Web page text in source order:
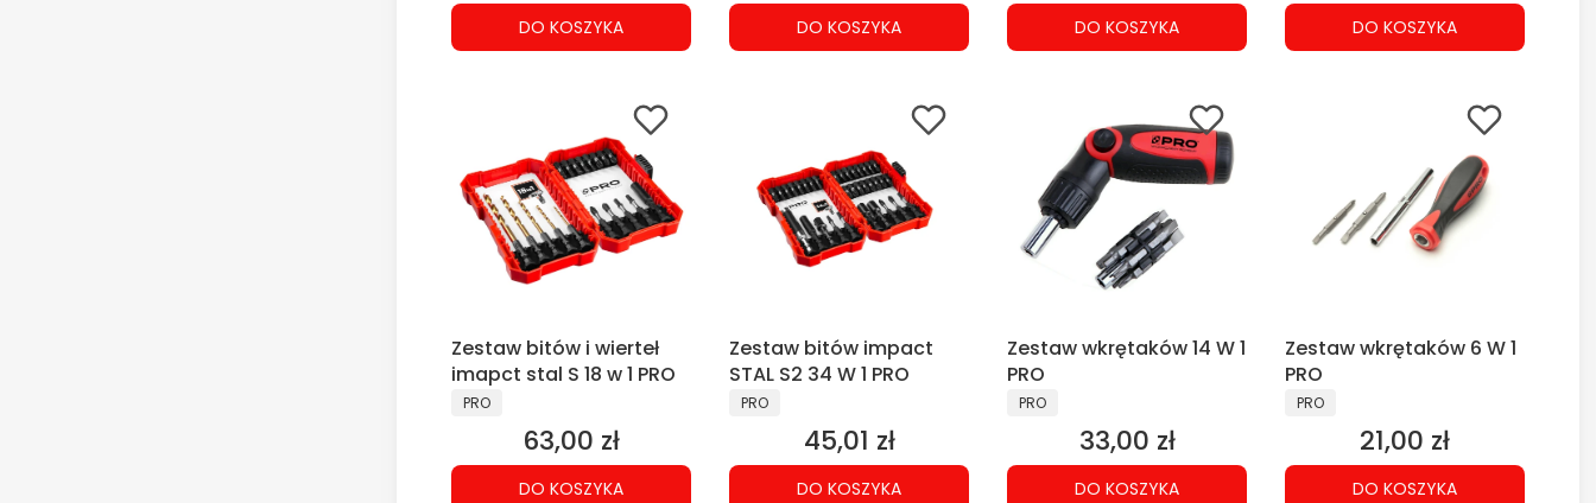
DO KOSZYKA DO KOSZYKA DO KOSZYKA DO KOSZYKA
Zestaw bitów i wierteł
imapct stal S 18 w 1 PRO
PRODUCENT
PRO
Cena
63,00 zł
DO KOSZYKA
Zestaw bitów impact
STAL S2 34 W 1 PRO
PRODUCENT
PRO
Cena
45,01 zł
DO KOSZYKA
Zestaw wkrętaków 14 W 1
PRO
PRODUCENT
PRO
Cena
33,00 zł
DO KOSZYKA
Zestaw wkrętaków 6 W 1
PRO
PRODUCENT
PRO
Cena
21,00 zł
DO KOSZYKA